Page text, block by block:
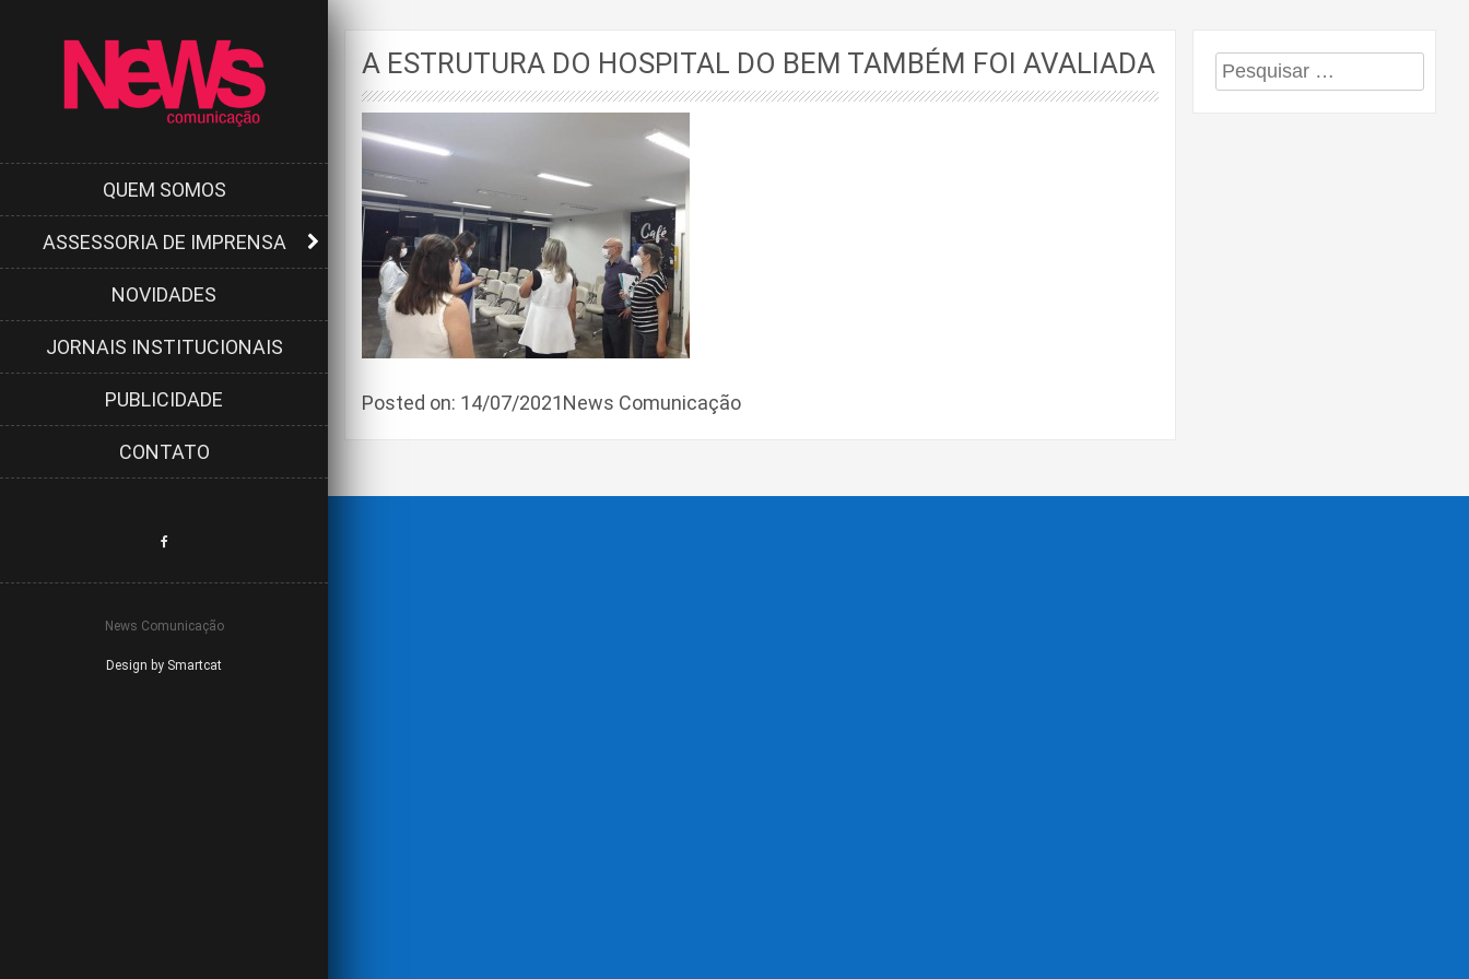
QUEM SOMOS
ASSESSORIA DE IMPRENSA
NOVIDADES
JORNAIS INSTITUCIONAIS
PUBLICIDADE
CONTATO
News Comunicação
Design by Smartcat
A ESTRUTURA DO HOSPITAL DO BEM TAMBÉM FOI AVALIADA
Posted on: 14/07/2021News Comunicação
Pesquisar
por: